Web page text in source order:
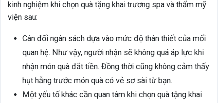
kinh nghiệm khi chọn quà tặng khai trương spa và thẩm mỹ
viện sau:
Cân đối ngân sách dựa vào mức độ thân thiết của mối
quan hệ. Như vậy, người nhận sẽ không quá áp lực khi
nhận món quà đắt tiền. Đồng thời cũng không cảm thấy
hụt hẫng trước món quà có vẻ sơ sài từ bạn.
Một yếu tố khác cần quan tâm khi chọn quà tặng khai